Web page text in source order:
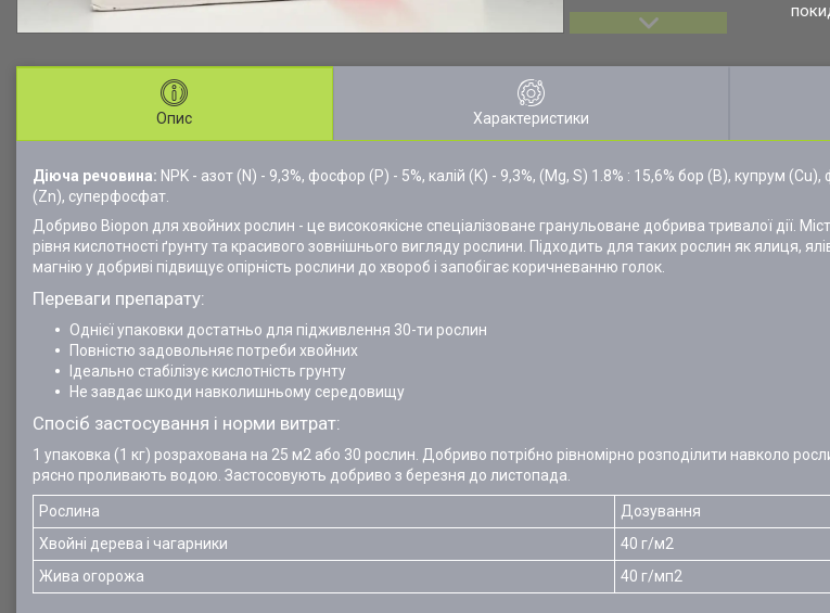
Опис Характеристики
Діюча речовина: NPK - азот (N) - 9,3%, фосфор (P) - 5%, калій (K) - 9,3%, (Mg, S) 1.8% : 15,6% бор (B), купрум
(Zn), суперфосфат.
Добриво Biopon для хвойних рослин - це високоякісне спеціалізоване гранульоване добрива тривалої дії.
рівня кислотності ґрунту та красивого зовнішнього вигляду рослини. Підходить для таких рослин як ялиця,
магнію у добриві підвищує опірність рослини до хвороб і запобігає коричневанню голок.
Переваги препарату:
Однієї упаковки достатньо для підживлення 30-ти рослин
Повністю задовольняє потреби хвойних
Ідеально стабілізує кислотність грунту
Не завдає шкоди навколишньому середовищу
Спосіб застосування і норми витрат:
1 упаковка (1 кг) розрахована на 25 м2 або 30 рослин. Добриво потрібно рівномірно розподілити навколо
рясно проливають водою. Застосовують добриво з березня до листопада.
Рослина
Дозування
Хвойні дерева і чагарники
40 г/м2
Жива огорожа
40 г/мп2